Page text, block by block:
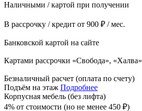
Наличными / картой при получении
В рассрочку / кредит от 900 ₽ / мес.
Банковской картой на сайте
Картами рассрочки «Свобода», «Халва»
Безналичный расчет (оплата по счету)
Подъём на этаж Подробнее
Корпусная мебель (без лифта)
4% от стоимости (но не менее 450 ₽)